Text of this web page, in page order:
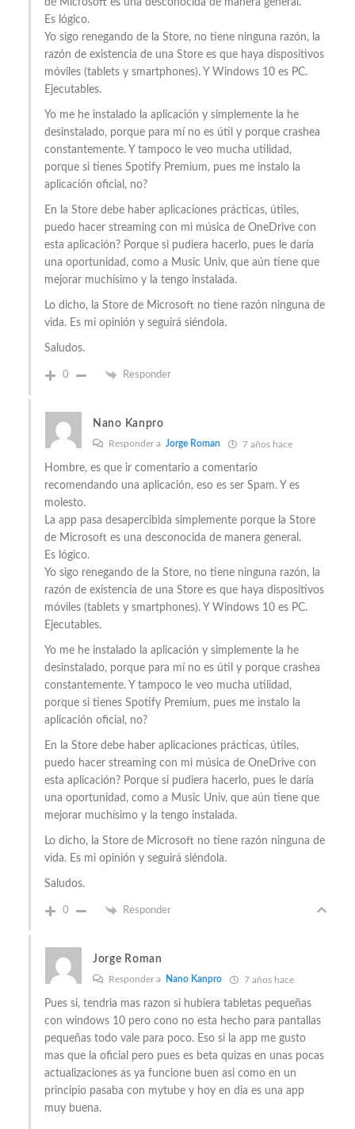
de Microsoft es una desconocida de manera general.
Es lógico.
Yo sigo renegando de la Store, no tiene ninguna razón, la
razón de existencia de una Store es que haya dispositivos
móviles (tablets y smartphones). Y Windows 10 es PC.
Ejecutables.
Yo me he instalado la aplicación y simplemente la he
desinstalado, porque para mí no es útil y porque crashea
constantemente. Y tampoco le veo mucha utilidad,
porque si tienes Spotify Premium, pues me instalo la
aplicación oficial, no?
En la Store debe haber aplicaciones prácticas, útiles,
puedo hacer streaming con mi música de OneDrive con
esta aplicación? Porque si pudiera hacerlo, pues le daría
una oportunidad, como a Music Univ, que aún tiene que
mejorar muchísimo y la tengo instalada.
Lo dicho, la Store de Microsoft no tiene razón ninguna de
vida. Es mi opinión y seguirá siéndola.
Saludos.
0 Responder
Nano Kanpro
Responder a Jorge Roman 7 años hace
Hombre, es que ir comentario a comentario
recomendando una aplicación, eso es ser Spam. Y es
molesto.
La app pasa desapercibida simplemente porque la Store
de Microsoft es una desconocida de manera general.
Es lógico.
Yo sigo renegando de la Store, no tiene ninguna razón, la
razón de existencia de una Store es que haya dispositivos
móviles (tablets y smartphones). Y Windows 10 es PC.
Ejecutables.
Yo me he instalado la aplicación y simplemente la he
desinstalado, porque para mí no es útil y porque crashea
constantemente. Y tampoco le veo mucha utilidad,
porque si tienes Spotify Premium, pues me instalo la
aplicación oficial, no?
En la Store debe haber aplicaciones prácticas, útiles,
puedo hacer streaming con mi música de OneDrive con
esta aplicación? Porque si pudiera hacerlo, pues le daría
una oportunidad, como a Music Univ, que aún tiene que
mejorar muchísimo y la tengo instalada.
Lo dicho, la Store de Microsoft no tiene razón ninguna de
vida. Es mi opinión y seguirá siéndola.
Saludos.
0 Responder
Jorge Roman
Responder a Nano Kanpro 7 años hace
Pues si, tendria mas razon si hubiera tabletas pequeñas
con windows 10 pero cono no esta hecho para pantallas
pequeñas todo vale para poco. Eso si la app me gusto
mas que la oficial pero pues es beta quizas en unas pocas
actualizaciones as ya funcione buen asi como en un
principio pasaba con mytube y hoy en dia es una app
muy buena.